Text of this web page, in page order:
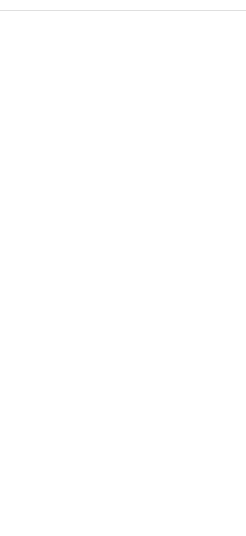
та
цивілізаційні
також висвітлюються
ефекту синтезу
геополітика.